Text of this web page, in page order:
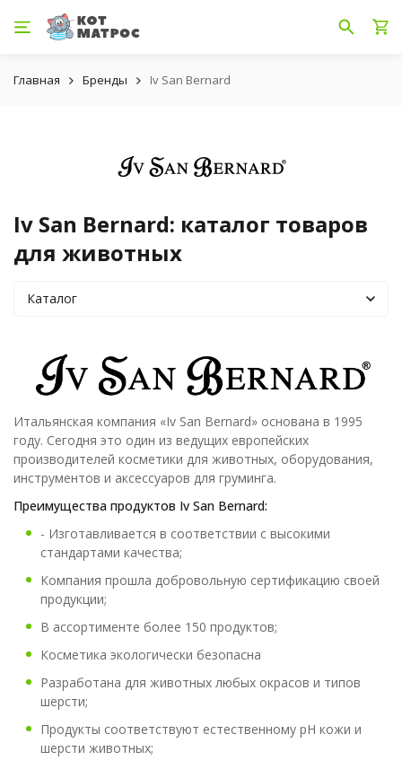
Главная Бренды Iv San Bernard
Iv San Bernard: каталог товаров
для животных
Каталог
Итальянская компания «Iv San Bernard» основана в 1995
году. Сегодня это один из ведущих европейских
производителей косметики для животных, оборудования,
инструментов и аксессуаров для груминга.
Преимущества продуктов Iv San Bernard:
- Изготавливается в соответствии с высокими
стандартами качества;
Компания прошла добровольную сертификацию своей
продукции;
В ассортименте более 150 продуктов;
Косметика экологически безопасна
Разработана для животных любых окрасов и типов
шерсти;
Продукты соответствуют естественному рН кожи и
шерсти животных;